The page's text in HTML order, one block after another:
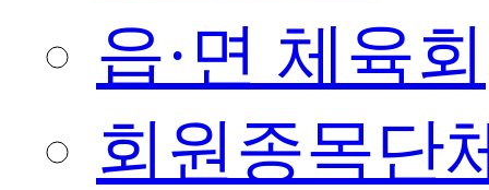
읍·면 체육회
회원종목단